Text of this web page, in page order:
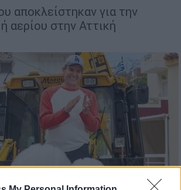
αποκλείστηκαν για την
αερίου στην Αττική